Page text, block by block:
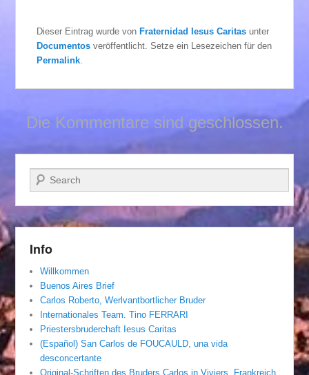
Dieser Eintrag wurde vonFraternidad Iesus Caritas unter
Documentos veröffentlicht. Setze ein Lesezeichen für den
Permalink
Die Kommentare sind geschlossen.
Suchen
Info
Willkommen
Buenos Aires Brief
Carlos Roberto, Werlvantbortlicher Bruder
Internationales Team. Tino FERRARI
Priestersbruderchaft Iesus Caritas
(Español) San Carlos de FOUCAULD, una vida
desconcertante
Original-Schriften des Bruders Carlos in Viviers, Frankreich